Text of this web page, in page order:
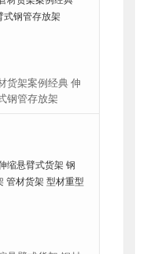
河南立式板材货架 钢板存
放架 铝板立式存放架 铜板